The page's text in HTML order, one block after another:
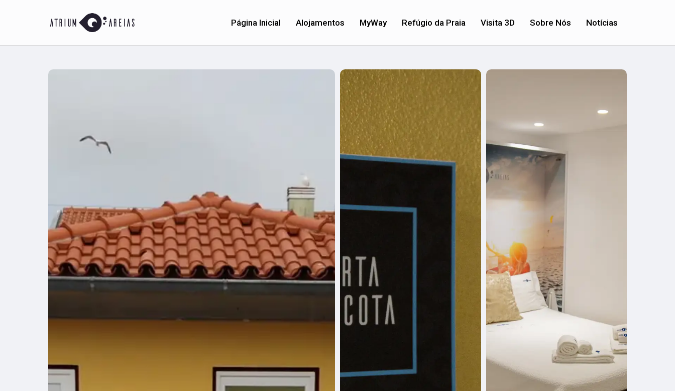
Página Inicial Alojamentos MyWay Refúgio da Praia Visita 3D Sobre Nós Notícias